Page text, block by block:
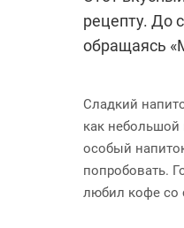
рецепту. До
обращаясь
Сладкий
как небольшой
особый
попробовать.
любил кофе со